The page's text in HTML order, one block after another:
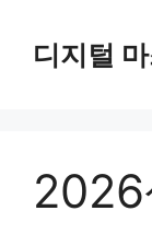
디지털
2026